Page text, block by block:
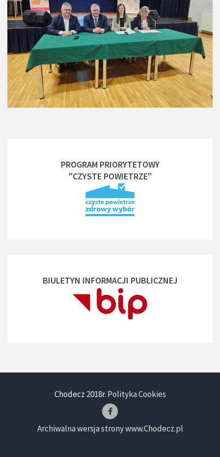
PROGRAM PRIORYTETOWY
"CZYSTE POWIETRZE"
BIULETYN INFORMACJI PUBLICZNEJ
Chodecz 2018r. Polityka Cookies
Archiwalna wersja strony www.Chodecz.pl